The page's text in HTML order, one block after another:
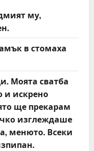
му,
в стомаха
Моята сватба
и искрено
ще прекарам
изглеждаше
менюто. Всеки